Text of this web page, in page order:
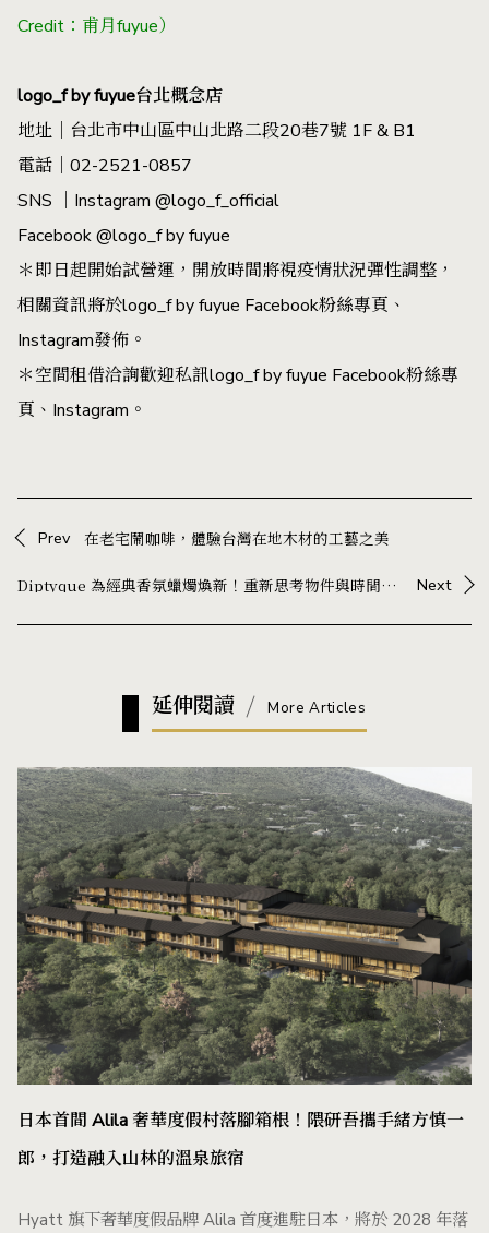
Credit：甫月fuyue）
logo_f by fuyue台北概念店
地址｜台北市中山區中山北路二段20巷7號 1F & B1
電話｜02-2521-0857
SNS ｜Instagram @logo_f_official
Facebook @logo_f by fuyue
＊即日起開始試營運，開放時間將視疫情狀況彈性調整，
相關資訊將於logo_f by fuyue Facebook粉絲專頁、
Instagram發佈。
＊空間租借洽詢歡迎私訊logo_f by fuyue Facebook粉絲專
頁、Instagram。
Prev 在老宅鬧咖啡，體驗台灣在地木材的工藝之美
Diptyque 為經典香氛蠟燭煥新！重新思考物件與時間的關係 Next
延伸閱讀 More Articles
日本首間 Alila 奢華度假村落腳箱根！隈研吾攜手緒方慎一
郎，打造融入山林的溫泉旅宿
Hyatt 旗下奢華度假品牌 Alila 首度進駐日本，將於 2028 年落